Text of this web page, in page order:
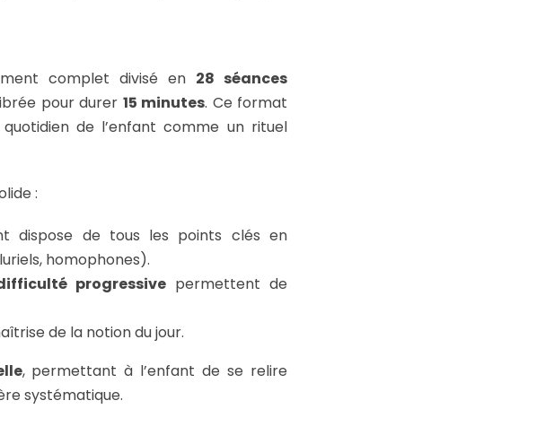
complet divisé en 28 séances
pour durer 15 minutes. Ce format
de l’enfant comme un rituel
:
dispose de tous les points clés en
homophones).
progressivepermettent de
de la notion du jour.
, permettant à l’enfant de se relire
systématique.